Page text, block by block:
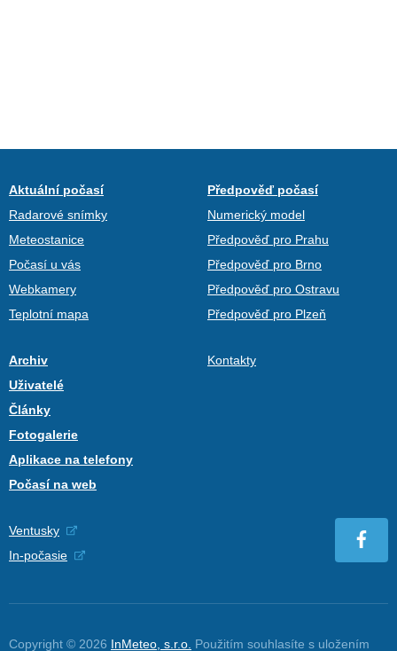
Aktuální počasí
Radarové snímky
Meteostanice
Počasí u vás
Webkamery
Teplotní mapa
Předpověď počasí
Numerický model
Předpověď pro Prahu
Předpověď pro Brno
Předpověď pro Ostravu
Předpověď pro Plzeň
Archiv
Uživatelé
Články
Fotogalerie
Aplikace na telefony
Počasí na web
Kontakty
Ventusky
In-počasie
Copyright © 2026 InMeteo, s.r.o. Použitím souhlasíte s uložením